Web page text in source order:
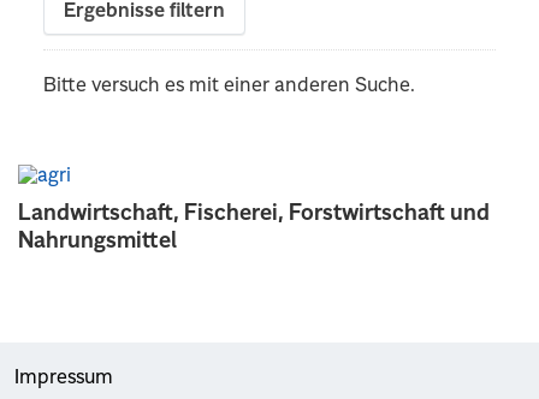
Landwirtschaft, Fischerei, Forstwirtschaft und
Nahrungsmittel
Ergebnisse filtern
Bitte versuch es mit einer anderen Suche.
Impressum